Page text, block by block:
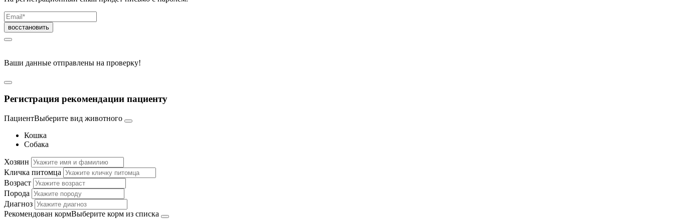
Ваши данные отправлены на проверку!
Регистрация рекомендации пациенту
ПациентВыберите вид животного
Кошка
Собака
Хозяин
Кличка питомца
Возраст
Порода
Диагноз
Рекомендован кормВыберите корм из списка